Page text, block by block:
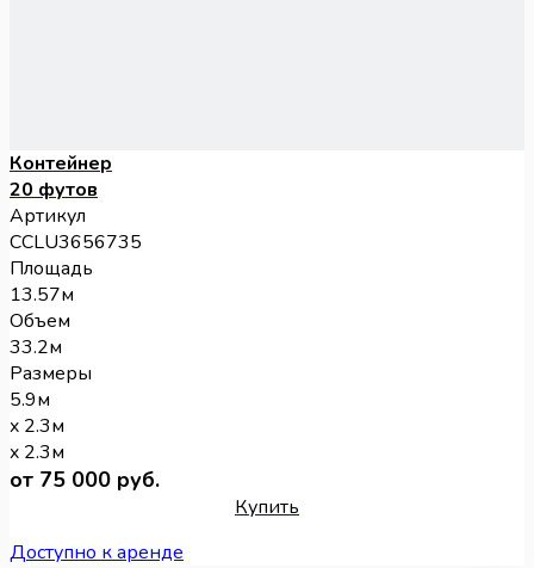
Контейнер
20 футов
Артикул
CCLU3656735
Площадь
13.57м
Объем
33.2м
Размеры
5.9м
x 2.3м
x 2.3м
от 75 000 руб.
Купить
Доступно к аренде